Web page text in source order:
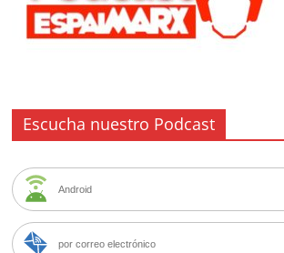
Escucha nuestro Podcast
Android
por correo electrónico